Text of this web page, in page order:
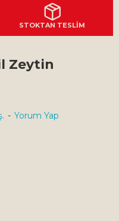
Zeytin
- Yorum Yap
STOKTAN TESLİM